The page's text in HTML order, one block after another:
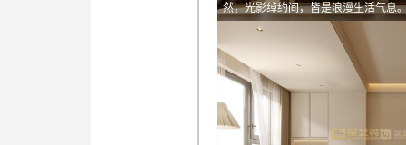
然，光影绰约间，皆是浪漫生活气息